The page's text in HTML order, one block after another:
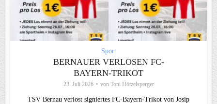
Sport
BERNAUER VERLOSEN FC-
BAYERN-TRIKOT
23. Juli 2026 von Toni Hötzelsperger
TSV Bernau verlost signiertes FC‑Bayern‑Trikot von Josip